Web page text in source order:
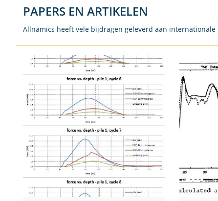
PAPERS EN ARTIKELEN
Allnamics heeft vele bijdragen geleverd aan